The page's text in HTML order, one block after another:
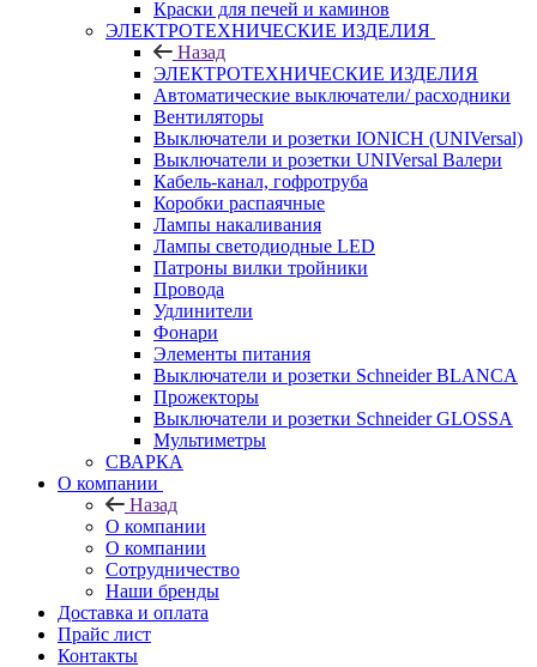
Краски для печей и каминов
ЭЛЕКТРОТЕХНИЧЕСКИЕ ИЗДЕЛИЯ
Назад
ЭЛЕКТРОТЕХНИЧЕСКИЕ ИЗДЕЛИЯ
Автоматические выключатели/ расходники
Вентиляторы
Выключатели и розетки IONICH (UNIVersal)
Выключатели и розетки UNIVersal Валери
Кабель-канал, гофротруба
Коробки распаячные
Лампы накаливания
Лампы светодиодные LED
Патроны вилки тройники
Провода
Удлинители
Фонари
Элементы питания
Выключатели и розетки Schneider BLANCA
Прожекторы
Выключатели и розетки Schneider GLOSSA
Мультиметры
СВАРКА
О компании
Назад
О компании
О компании
Сотрудничество
Наши бренды
Доставка и оплата
Прайс лист
Контакты